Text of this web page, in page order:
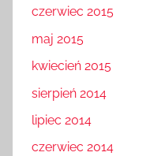
czerwiec 2015
maj 2015
kwiecień 2015
sierpień 2014
lipiec 2014
czerwiec 2014